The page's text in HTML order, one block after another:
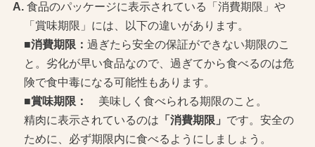
食品のパッケージに表示されている「消費期限」や
「賞味期限」には、以下の違いがあります。
■消費期限： 過ぎたら安全の保証ができない期限のこ
と。劣化が早い食品なので、過ぎてから食べるのは危
険で食中毒になる可能性もあります。
■賞味期限： 美味しく食べられる期限のこと。
精肉に表示されているのは 「消費期限」 です。安全の
ために、必ず期限内に食べるようにしましょう。